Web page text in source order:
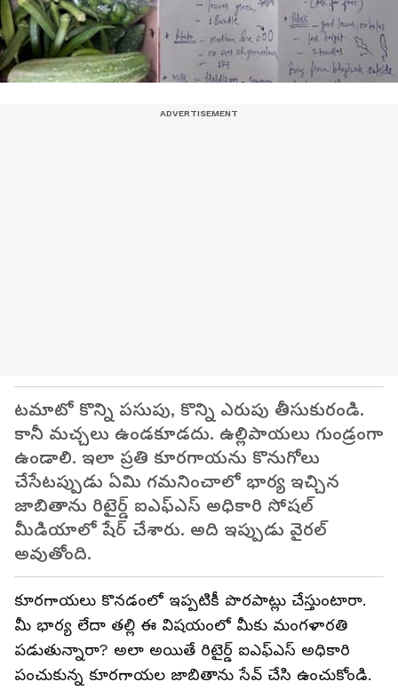
టమాటో కొన్ని పసుపు, కొన్ని ఎరుపు తీసుకురండి.
కానీ మచ్చలు ఉండకూడదు. ఉల్లిపాయలు గుండ్రంగా
ఉండాలి. ఇలా ప్రతి కూరగాయను కొనుగోలు
చేసేటప్పుడు ఏమి గమనించాలో భార్య ఇచ్చిన
జాబితాను రిటైర్డ్ ఐఎఫ్ఎస్ అధికారి సోషల్
మీడియాలో షేర్ చేశారు. అది ఇప్పుడు వైరల్
అవుతోంది.
కూరగాయలు కొనడంలో ఇప్పటికీ పొరపాట్లు చేస్తుంటారా.
మీ భార్య లేదా తల్లి ఈ విషయంలో మీకు మంగళారతి
పడుతున్నారా? అలా అయితే రిటైర్డ్ ఐఎఫ్ఎస్ అధికారి
పంచుకున్న కూరగాయల జాబితాను సేవ్ చేసి ఉంచుకోండి.